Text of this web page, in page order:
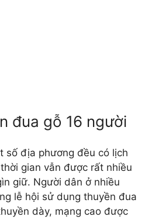
đua gỗ 16 người
số địa phương đều có lịch
gian vẫn được rất nhiều
giữ. Người dân ở nhiều
lễ hội sử dụng thuyền đua
dày, mạng cao được